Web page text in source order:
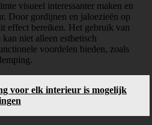
visueel interessanter maken en
Door gordijnen en jaloezieën op
effect bereiken. Het gebruik van
niet alleen esthetisch
voordelen bieden, zoals
voor elk interieur is mogelijk